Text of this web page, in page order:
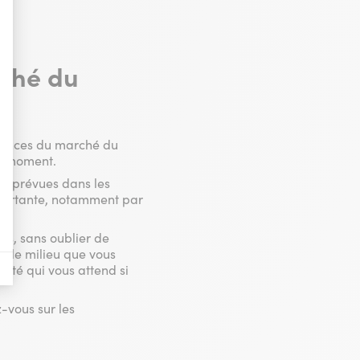
a des conversions.
a des conversions.
du
du marché du
moment.
prévues dans les
notamment par
sans oublier de
le milieu que vous
qui vous attend si
vous sur les